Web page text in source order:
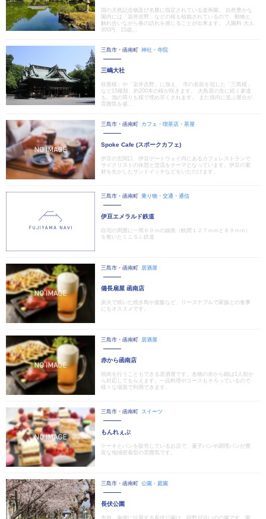
国の天然記念物及び名勝に指定されている楽寿園。 自然豊かな
園内には「染井吉野」などの桜も植栽されているので、動物と
触れ合いながら春の訪れを感じることが出来ます。 入園料 大人
300円、15歳...
三島市・函南町 神社・寺院
三嶋大社
枝垂桜」や「染井吉野」に加え、 市の名前を冠した「三島桜」
など15種類、約200本の桜が咲きます。 大鳥居の先に続く参道
も、池の周りも桜で埋め尽くされます。 また境内に並ぶ屋台が
雰囲気を盛...
三島市・函南町 カフェ・喫茶店・茶屋
Spoke Cafe (スポークカフェ)
伊豆の玄関口、伊豆ゲートウェイ内にあるカフェレストランで
サイクリストの休憩と交流をテーマとなっています。伊豆の素
材を生かしたサンドイッチなどをいただけます。
三島市・函南町 乗り物・交通・通信
伊豆エメラルド鉄道
自宅の周囲に一周６０ｍの線路（軌間１２７ｍｍと８９ｍｍ）
を敷いたミニＳＬ鉄道
三島市・函南町 居酒屋
備長扇屋 函南店
炭火で焼いた焼き鳥や釜飯など、リーズナブルで家族との食事
にもオススメです。
三島市・函南町 居酒屋
赤から函南店
焼肉を行うこともできる居酒屋です。名物の赤から鍋は1人前か
ら対応してもらえます。一品料理やコースもそろっているので
様々な場面で利用できます。
三島市・函南町 スイーツ
もんれぇぶ
ケーキとパンを販売しているお店で、菓子パンや調理パンが豊
富な地域密着型の雰囲気です。
三島市・函南町 公園・庭園
長伏公園
市内、南側に位置する長伏公園は、狩野川沿いの公園です。園